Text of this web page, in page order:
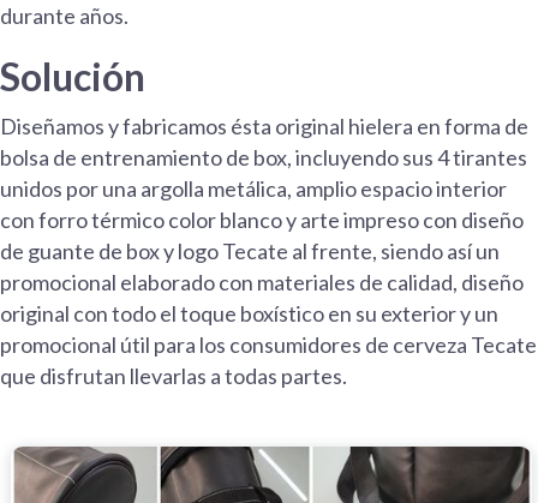
durante años.
Solución
Diseñamos y fabricamos ésta original hielera en forma de
bolsa de entrenamiento de box, incluyendo sus 4 tirantes
unidos por una argolla metálica, amplio espacio interior
con forro térmico color blanco y arte impreso con diseño
de guante de box y logo Tecate al frente, siendo así un
promocional elaborado con materiales de calidad, diseño
original con todo el toque boxístico en su exterior y un
promocional útil para los consumidores de cerveza Tecate
que disfrutan llevarlas a todas partes.